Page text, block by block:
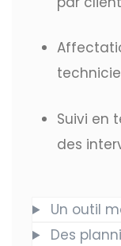
Suivi en
des
Un outil
Des